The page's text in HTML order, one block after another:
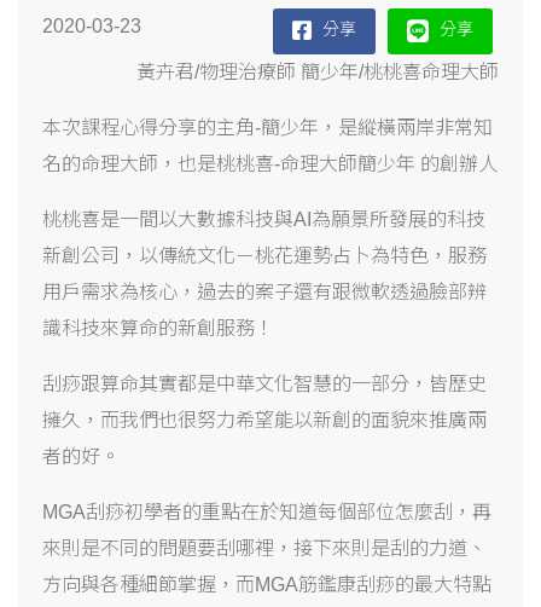
2020-03-23 分享 分享
黃卉君/物理治療師 簡少年/桃桃喜命理大師
本次課程心得分享的主角-簡少年，是縱橫兩岸非常知
名的命理大師，也是桃桃喜-命理大師簡少年 的創辦人
桃桃喜是一間以大數據科技與AI 為願景所發展的科技
新創公司，以傳統文化－桃花運勢占卜為特色，服務
用戶需求為核心，過去的案子還有跟微軟透過臉部辨
識科技來算命的新創服務！
刮痧跟算命其實都是中華文化智慧的一部分，皆歷史
擁久，而我們也很努力希望能以新創的面貌來推廣兩
者的好。
MGA刮痧初學者的重點在於知道每個部位怎麼刮，再
來則是不同的問題要刮哪裡，接下來則是刮的力道、
方向與各種細節掌握，而MGA筋鑑康刮痧的最大特點